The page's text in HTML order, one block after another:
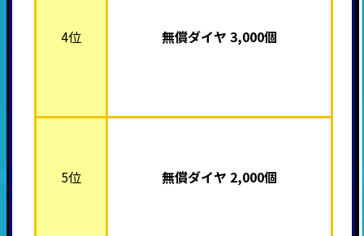
4位 無償ダイヤ 3,000個
5位 無償ダイヤ 2,000個